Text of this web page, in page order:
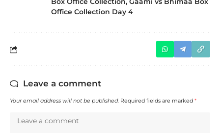
Office Collection Day 4
Leave a comment
Your email address will not be published. Required fields are marked *